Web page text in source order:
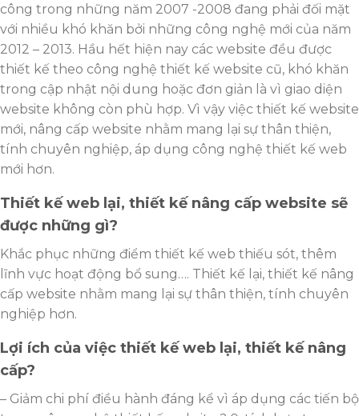
công trong những năm 2007 -2008 đang phải đối mặt
với nhiều khó khăn bởi những công nghệ mới của năm
2012 – 2013. Hầu hết hiện nay các website đều được
thiết kế theo công nghệ thiết kế website cũ, khó khăn
trong cập nhật nội dung hoặc đơn giản là vì giao diện
website không còn phù hợp. Vì vậy việc thiết kế website
mới, nâng cấp website nhằm mang lại sự thân thiện,
tính chuyên nghiệp, áp dụng công nghệ thiết kế web
mới hơn.
Thiết kế web lại, thiết kế nâng cấp website sẽ
được những gì?
Khắc phục những điểm thiết kế web thiếu sót, thêm
lĩnh vực hoạt động bổ sung…. Thiết kế lại, thiết kế nâng
cấp website nhằm mang lại sự thân thiện, tính chuyên
nghiệp hơn.
Lợi ích của việc thiết kế web lại, thiết kế nâng
cấp?
– Giảm chi phí điều hành đáng kể vì áp dụng các tiến bộ